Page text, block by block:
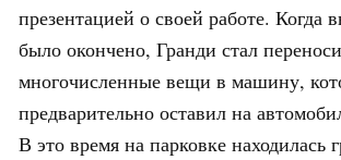
презентацией о своей работе. Когда
было окончено, Гранди стал
многочисленные вещи в машину,
предварительно оставил на
В это время на парковке находилась